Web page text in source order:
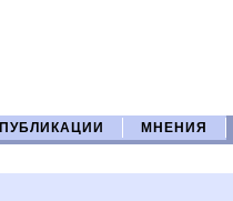
ПУБЛИКАЦИИ МНЕНИЯ